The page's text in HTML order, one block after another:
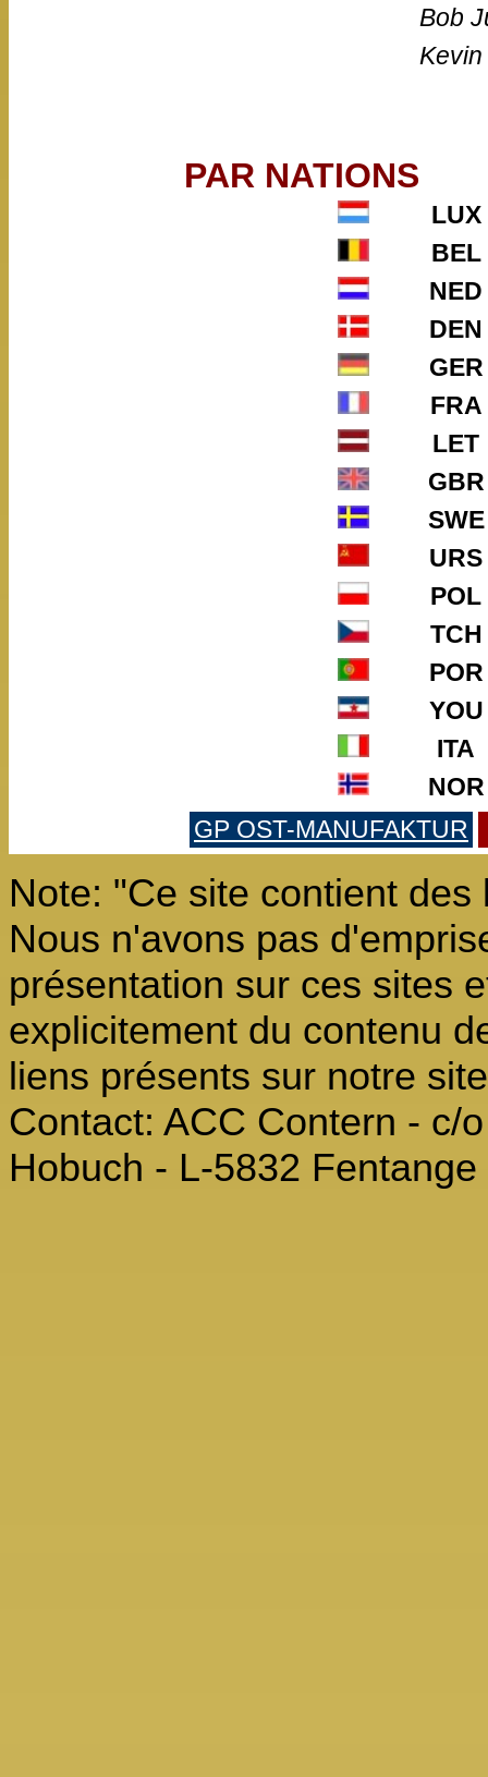
Bob
PAR NATIONS
LUX
BEL
NED
DEN
GER
FRA
LET
GBR
SWE
URS
POL
TCH
POR
YOU
ITA
NOR
GP OST-MANUFAKTUR
Note: "Ce site contient
Nous n'avons pas
présentation sur ces sites
explicitement du contenu
liens présents sur notre
Contact: ACC Contern - c/
Hobuch - L-5832